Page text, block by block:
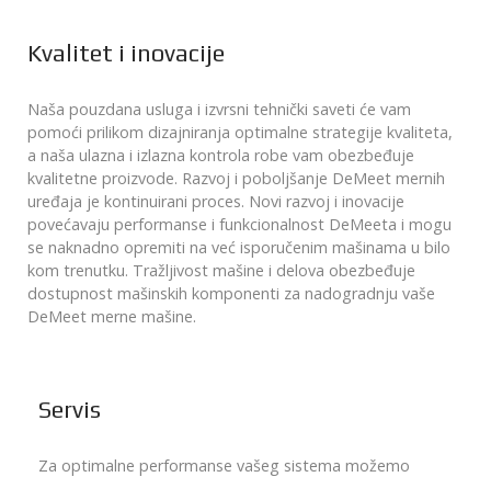
Kvalitet i inovacije
Naša pouzdana usluga i izvrsni tehnički saveti će vam
pomoći prilikom dizajniranja optimalne strategije kvaliteta,
a naša ulazna i izlazna kontrola robe vam obezbeđuje
kvalitetne proizvode. Razvoj i poboljšanje DeMeet mernih
uređaja je kontinuirani proces. Novi razvoj i inovacije
povećavaju performanse i funkcionalnost DeMeeta i mogu
se naknadno opremiti na već isporučenim mašinama u bilo
kom trenutku. Tražljivost mašine i delova obezbeđuje
dostupnost mašinskih komponenti za nadogradnju vaše
DeMeet merne mašine.
Servis
Za optimalne performanse vašeg sistema možemo